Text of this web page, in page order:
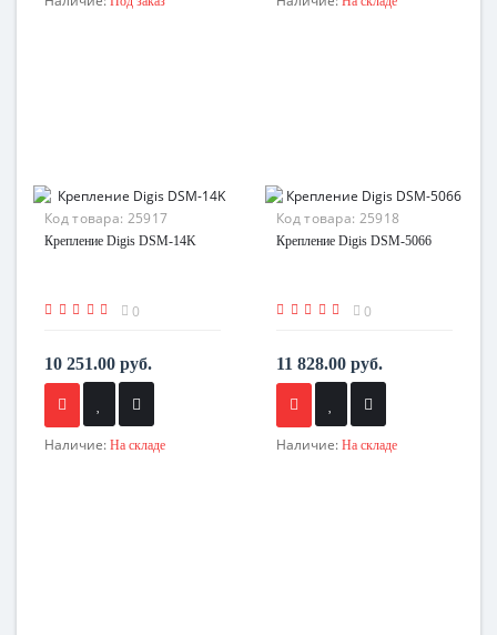
Код товара: 25917
Крепление Digis DSM-14K
0
10 251.00 руб.
Наличие: На складе
Код товара: 25918
Крепление Digis DSM-5066
0
11 828.00 руб.
Наличие: На складе